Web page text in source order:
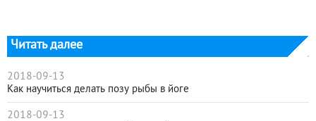
Читать далее
2018-09-13
Как научиться делать позу рыбы в йоге
2018-09-13